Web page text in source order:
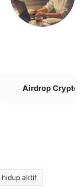
Airdrop Crypto
hidup aktif